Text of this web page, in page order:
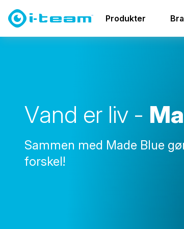
Produkter
Vand er liv - Ma
Sammen med Made Blue
forskel!